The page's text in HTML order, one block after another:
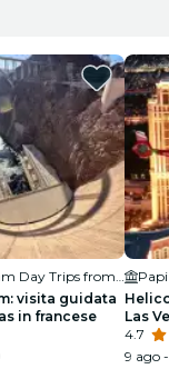
Hoover Dam Day Trips from Las Vegas
visita guidata
in francese
Las
4.7
9 ago